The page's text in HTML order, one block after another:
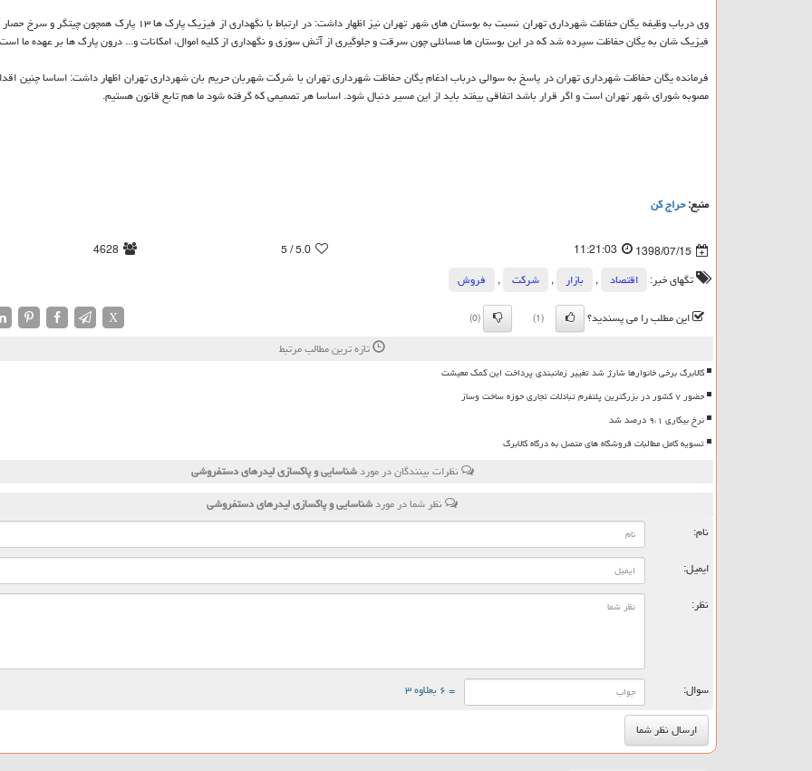
وی درباب وظیفه یگان حفاظت شهرداری تهران نسبت به بوستان های شهر تهران نیز اظهار داشت: در ارتباط با نگهداری از فیزیك
فیزیك شان به یگان حفاظت سپرده شد كه در این بوستان ها مسائلی چون سرقت و جلوگیری از آتش سوزی و نگهداری از كلیه اموال، امكانات و... درون پارك ها بر عهده ما
فرمانده یگان حفاظت شهرداری تهران در پاسخ به سوالی درباب ادغام یگان حفاظت شهرداری تهران با شركت شهربان حریم بان شهرداری تهران اظهار داشت: اساسا چنین
مصوبه شورای شهر تهران است و اگر قرار باشد اتفاقی بیفتد باید از این مسیر دنبال شود. اساسا هر تصمیمی كه گرفته شود ما هم تابع قانون هستیم.
منبع:حراج كن
1398/07/15
11:21:03
5.0
/ 5
4628
تگهای خبر:
اقتصاد , بازار , شركت ,
فروش
این مطلب را می پسندید؟
(1)
(0)
X
تازه ترین مطالب مرتبط
کالابرگ برخی خانوارها شارژ شد تغییر زمانبندی پرداخت این کمک معیشت
حضور ۷ کشور در بزرگترین پلتفرم تبادلات تجاری حوزه ساخت وساز
نرخ بیکاری ۹،۱ درصد شد
تسویه کامل مطالبات فروشگاه های متصل به درگاه کالابرگ
نظرات بینندگان در موردشناسایی و پاكسازی لیدرهای دستفروشی
نظر شما در موردشناسایی و پاكسازی لیدرهای دستفروشی
نام:
ایمیل:
نظر:
سوال: = ۶ بعلاوه ۳